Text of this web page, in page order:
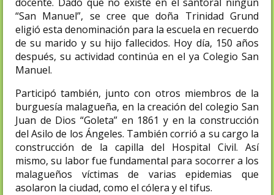
“San Manuel”, se cree que doña Trinidad Grund
eligió esta denominación para la escuela en recuerdo
de su marido y su hijo fallecidos. Hoy día, 150 años
después, su actividad continúa en el ya Colegio San
Manuel.
Participó también, junto con otros miembros de la
burguesía malagueña, en la creación del colegio San
Juan de Dios “Goleta” en 1861 y en la construcción
del Asilo de los Ángeles. También corrió a su cargo la
construcción de la capilla del Hospital Civil. Así
mismo, su labor fue fundamental para socorrer a los
malagueños víctimas de varias epidemias que
asolaron la ciudad, como el cólera y el tifus.